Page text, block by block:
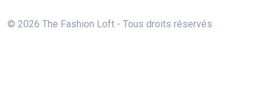
© 2026 The Fashion Loft - Tous droits réservés